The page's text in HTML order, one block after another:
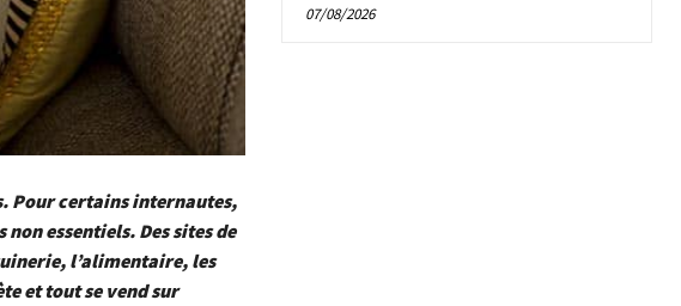
Pour certains internautes,
essentiels. Des sites de
l’alimentaire, les
et tout se vend sur
07/08/2026